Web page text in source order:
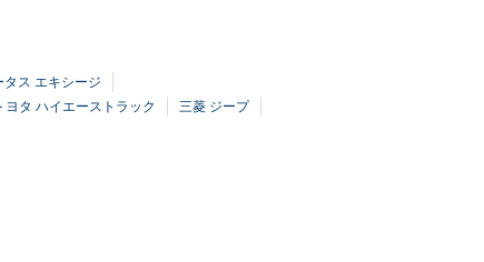
タス エキシージ
ヨタ ハイエーストラック
三菱 ジープ